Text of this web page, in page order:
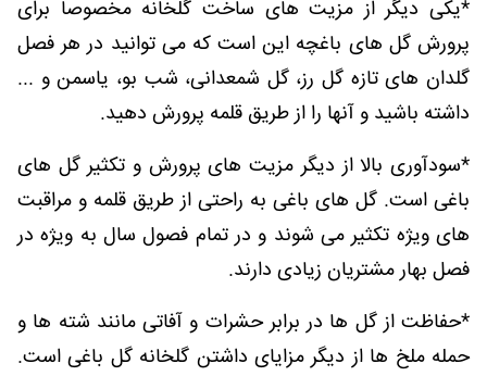
*یکی دیگر از مزیت های ساخت گلخانه مخصوصا برای
پرورش گل های باغچه این است که می توانید در هر فصل
گلدان های تازه گل رز، گل شمعدانی، شب بو، یاسمن و ...
داشته باشید و آنها را از طریق قلمه پرورش دهید.
*سودآوری بالا از دیگر مزیت های پرورش و تکثیر گل های
باغی است. گل های باغی به راحتی از طریق قلمه و مراقبت
های ویژه تکثیر می شوند و در تمام فصول سال به ویژه در
فصل بهار مشتریان زیادی دارند.
*حفاظت از گل ها در برابر حشرات و آفاتی مانند شته ها و
حمله ملخ ها از دیگر مزایای داشتن گلخانه گل باغی است.